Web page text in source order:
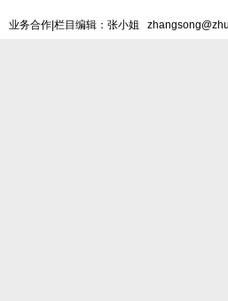
业务合作|栏目编辑：张小姐